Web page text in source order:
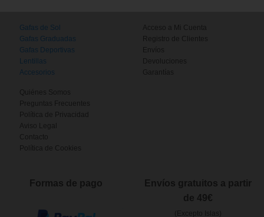
Gafas de Sol
Gafas Graduadas
Gafas Deportivas
Lentillas
Accesorios
Acceso a Mi Cuenta
Registro de Clientes
Envíos
Devoluciones
Garantías
Quiénes Somos
Preguntas Frecuentes
Política de Privacidad
Aviso Legal
Contacto
Política de Cookies
Formas de pago
Envíos gratuitos a partir
de 49€
(Excepto Islas)